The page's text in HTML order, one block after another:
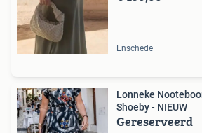
Enschede
Lonneke
Shoeby - NIEUW
Gereserveerd